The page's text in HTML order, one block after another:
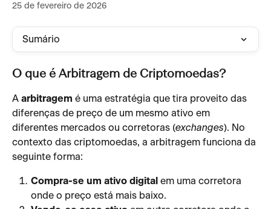
25 de fevereiro de 2026
Sumário
O que é Arbitragem de Criptomoedas?
A arbitragem é uma estratégia que tira proveito das
diferenças de preço de um mesmo ativo em
diferentes mercados ou corretoras (exchanges). No
contexto das criptomoedas, a arbitragem funciona da
seguinte forma:
Compra-se um ativo digital em uma corretora
onde o preço está mais baixo.